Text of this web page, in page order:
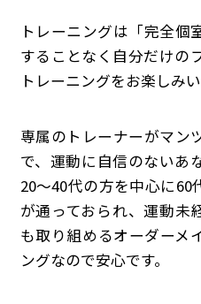
トレーニングは「完全個
することなく自分だけの
トレーニングをお楽しみい
専属のトレーナーがマン
で、運動に自信のないあ
20〜40代の方を中心に60
が通っておられ、運動未
も取り組めるオーダーメ
ングなので安心です。